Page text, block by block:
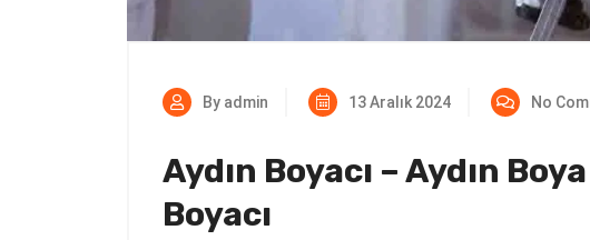
By admin 13 Aralık 2024 No
Aydın Boyacı – Aydın
Boyacı